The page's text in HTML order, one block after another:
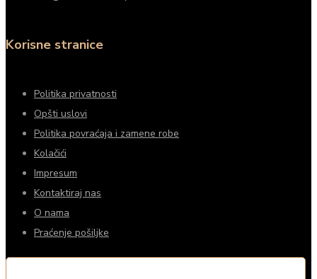
Korisne stranice
Politika privatnosti
Opšti uslovi
Politika povraćaja i zamene robe
Kolačići
Impresum
Kontaktiraj nas
O nama
Praćenje pošiljke